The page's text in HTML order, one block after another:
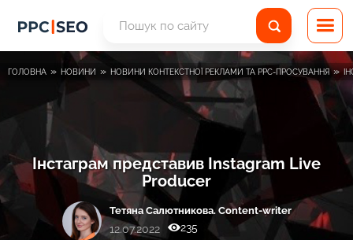
ГОЛОВНА » НОВИНИ » НОВИНИ КОНТЕКСТНОЇ РЕКЛАМИ ТА PPC-ПРОСУВАННЯ »
Інстаграм представив Instagram Live
Producer
Тетяна Салютникова. Content-writer
12.07.2022 235